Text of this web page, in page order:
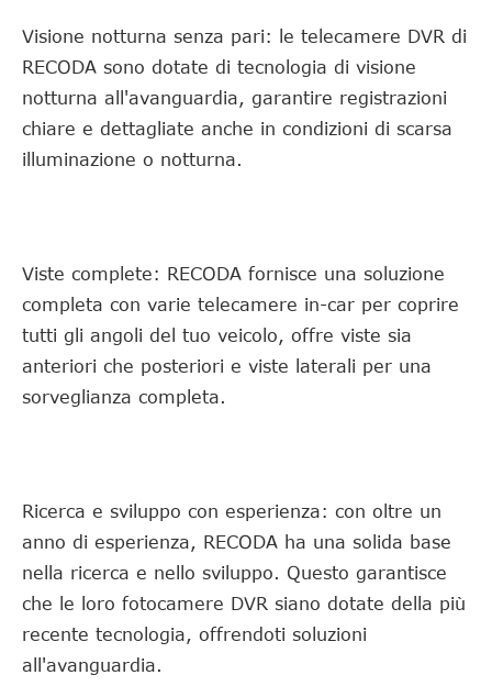
Visione notturna senza pari: le telecamere DVR di
RECODA sono dotate di tecnologia di visione
notturna all'avanguardia, garantire registrazioni
chiare e dettagliate anche in condizioni di scarsa
illuminazione o notturna.
Viste complete: RECODA fornisce una soluzione
completa con varie telecamere in-car per coprire
tutti gli angoli del tuo veicolo, offre viste sia
anteriori che posteriori e viste laterali per una
sorveglianza completa.
Ricerca e sviluppo con esperienza: con oltre un
anno di esperienza, RECODA ha una solida base
nella ricerca e nello sviluppo. Questo garantisce
che le loro fotocamere DVR siano dotate della più
recente tecnologia, offrendoti soluzioni
all'avanguardia.